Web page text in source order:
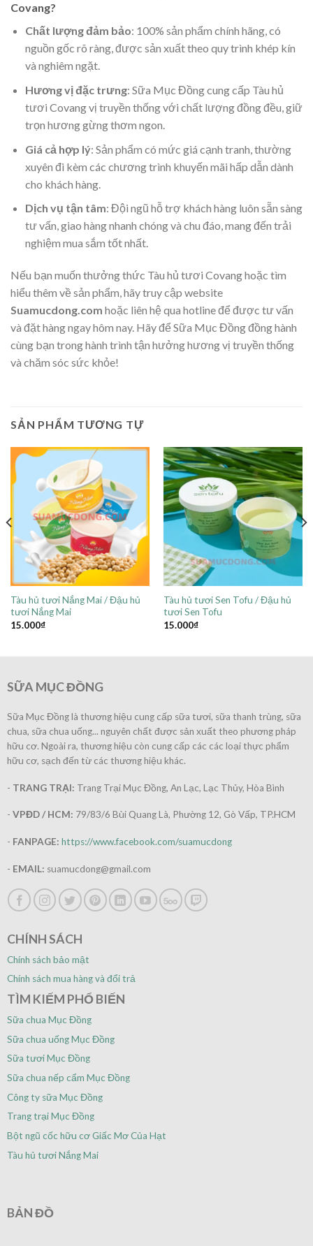
Covang?
Chất lượng đảm bảo: 100% sản phẩm chính hãng, có
nguồn gốc rõ ràng, được sản xuất theo quy trình khép kín
và nghiêm ngặt.
Hương vị đặc trưng: Sữa Mục Đồng cung cấp Tàu hủ
tươi Covang vị truyền thống với chất lượng đồng đều, giữ
trọn hương gừng thơm ngon.
Giá cả hợp lý: Sản phẩm có mức giá cạnh tranh, thường
xuyên đi kèm các chương trình khuyến mãi hấp dẫn dành
cho khách hàng.
Dịch vụ tận tâm: Đội ngũ hỗ trợ khách hàng luôn sẵn sàng
tư vấn, giao hàng nhanh chóng và chu đáo, mang đến trải
nghiệm mua sắm tốt nhất.
Nếu bạn muốn thưởng thức Tàu hủ tươi Covang hoặc tìm
hiểu thêm về sản phẩm, hãy truy cập website
Suamucdong.com hoặc liên hệ qua hotline để được tư vấn
và đặt hàng ngay hôm nay. Hãy để Sữa Mục Đồng đồng hành
cùng bạn trong hành trình tận hưởng hương vị truyền thống
và chăm sóc sức khỏe!
SẢN PHẨM TƯƠNG TỰ
Tàu hủ tươi Nắng Mai / Đậu hủ
tươi Nắng Mai
15.000₫
Tàu hủ tươi Sen Tofu / Đậu hủ
tươi Sen Tofu
15.000₫
SỮA MỤC ĐỒNG
Sữa Mục Đồng là thương hiệu cung cấp sữa tươi, sữa thanh trùng, sữa
chua, sữa chua uống... nguyên chất được sản xuất theo phương pháp
hữu cơ. Ngoài ra, thương hiệu còn cung cấp các các loại thực phẩm
hữu cơ, sạch đến từ các thương hiệu khác.
- TRANG TRẠI: Trang Trại Mục Đồng, An Lạc, Lạc Thủy, Hòa Bình
- VPĐD / HCM: 79/83/6 Bùi Quang Là, Phường 12, Gò Vấp, TP.HCM
- FANPAGE: https://www.facebook.com/suamucdong
- EMAIL: suamucdong@gmail.com
CHÍNH SÁCH
Chính sách bảo mật
Chính sách mua hàng và đổi trả
TÌM KIẾM PHỔ BIẾN
Sữa chua Mục Đồng
Sữa chua uống Mục Đồng
Sữa tươi Mục Đồng
Sữa chua nếp cẩm Mục Đồng
Công ty sữa Mục Đồng
Trang trại Mục Đồng
Bột ngũ cốc hữu cơ Giấc Mơ Của Hạt
Tàu hủ tươi Nắng Mai
BẢN ĐỒ